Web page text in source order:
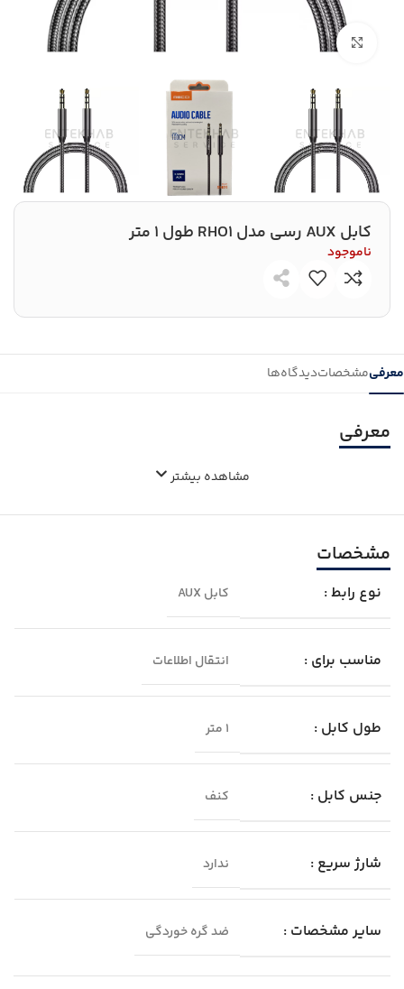
بزرگنمایی تصویر
کابل AUX رسی مدل RHO1 طول 1 متر
ناموجود
معرفیمشخصاتدیدگاه‌ها
معرفی
مشاهده بیشتر
مشخصات
نوع رابط : کابل AUX
مناسب برای : انتقال اطلاعات
طول کابل : 1 متر
جنس کابل : کنف
شارژ سریع : ندارد
سایر مشخصات : ضد گره خوردگی